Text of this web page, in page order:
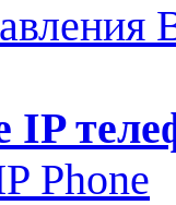
IP
Phone